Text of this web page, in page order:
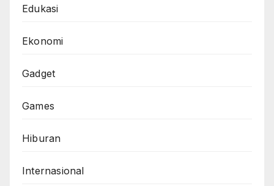
Edukasi
Ekonomi
Gadget
Games
Hiburan
Internasional